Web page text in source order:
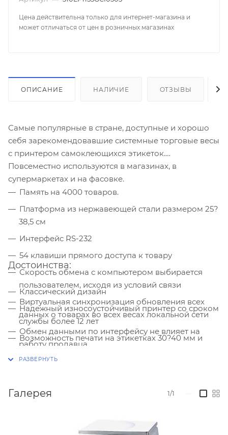
Цена действительна только для интернет-магазина и
может отличаться от цен в розничных магазинах
ОПИСАНИЕ НАЛИЧИЕ ОТЗЫВЫ
Самые популярные в стране, доступные и хорошо
себя зарекомендовавшие системные торговые весы
с принтером самоклеющихся этикеток.
Повсеместно используются в магазинах, в
супермаркетах и на фасовке.
Память на 4000 товаров.
Платформа из нержавеющей стали размером 25?
38,5 см
Интерфейс RS-232
54 клавиши прямого доступа к товару
Скорость обмена с компьютером выбирается
пользователем, исходя из условий связи
Виртуальная синхронизация обновления всех
данных о товарах во всех весах локальной сети
Обмен данными по интерфейсу не влияет на
работу продавца
Итоговый чек для проверки калькуляции и
Ввод с клавиатуры русских или латинских
Печать логотипа «Ростест» или другого логотипа,
программируемого пользователем
Достоинства:
Классический дизайн
Надежный износоустойчивый принтер со сроком
службы более 12 лет
Возможность печати на этикетках 30?40 мм и
45 встроенных форматов этикетоки
клавиатуры весов без использования
Галерея 1/1